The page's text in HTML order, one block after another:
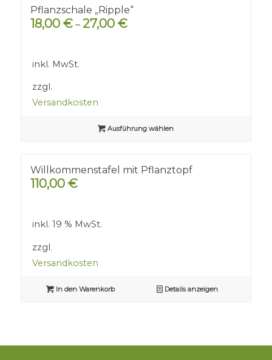
Pflanzschale „Ripple“
18,00 €–27,00 €
inkl. MwSt.
zzgl.
Versandkosten
Ausführung wählen
Willkommenstafel mit Pflanztopf
110,00 €
inkl. 19 % MwSt.
zzgl.
Versandkosten
In den Warenkorb Details anzeigen